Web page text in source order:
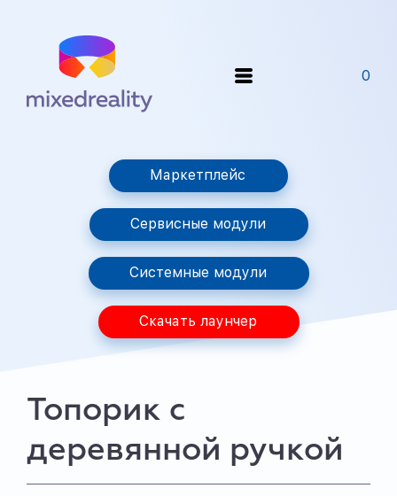
0
Маркетплейс
Сервисные модули
Системные модули
Скачать лаунчер
Топорик с
деревянной ручкой